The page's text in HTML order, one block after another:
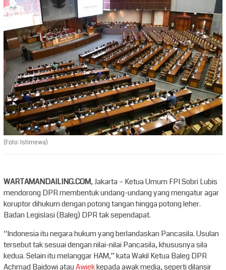
(Foto: Istimewa)
WARTAMANDAILING.COM, Jakarta – Ketua Umum FPI Sobri Lubis
mendorong DPR membentuk undang-undang yang mengatur agar
koruptor dihukum dengan potong tangan hingga potong leher.
Badan Legislasi (Baleg) DPR tak sependapat.
“Indonesia itu negara hukum yang berlandaskan Pancasila. Usulan
tersebut tak sesuai dengan nilai-nilai Pancasila, khususnya sila
kedua. Selain itu melanggar HAM,” kata Wakil Ketua Baleg DPR
Achmad Baidowi atauAwiekkepada awak media, seperti dilansir